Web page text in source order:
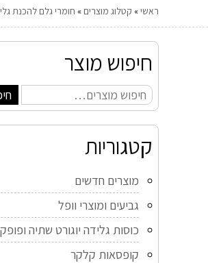
ראשי» קטלוג מוצרים » חומרי גלם להכנת
חיפוש מוצר
קטגוריות
מוצרים חדשים
גביעים ומוצרי וופל
כוסות גלידה יוגורט שתיה
קופסאות קלקר